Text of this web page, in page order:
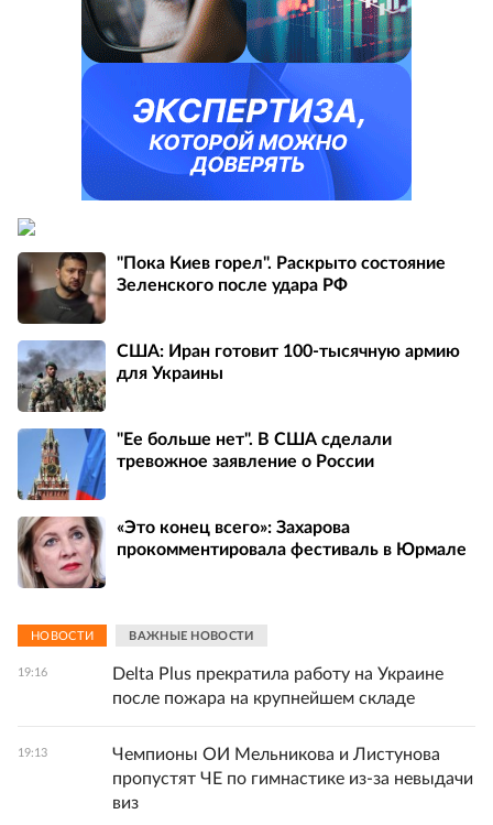
"Пока Киев горел". Раскрыто состояние
Зеленского после удара РФ
США: Иран готовит 100-тысячную армию
для Украины
"Ее больше нет". В США сделали
тревожное заявление о России
«Это конец всего»: Захарова
прокомментировала фестиваль в Юрмале
НОВОСТИ ВАЖНЫЕ НОВОСТИ
19:16
Delta Plus прекратила работу на Украине
после пожара на крупнейшем складе
19:13
Чемпионы ОИ Мельникова и Листунова
пропустят ЧЕ по гимнастике из-за невыдачи
виз